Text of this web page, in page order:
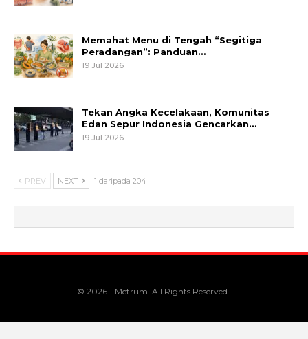
Memahat Menu di Tengah “Segitiga
Peradangan”: Panduan…
19 Jul 2026
Tekan Angka Kecelakaan, Komunitas
Edan Sepur Indonesia Gencarkan…
19 Jul 2026
PREV NEXT 1 daripada 204
© 2026 - Metrum. All Rights Reserved.